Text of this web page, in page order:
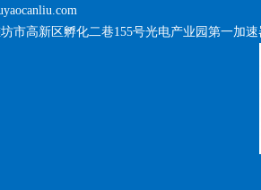
市高新区孵化二巷155号光电产业园第一加